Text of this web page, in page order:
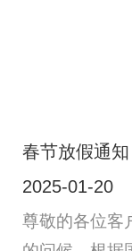
春节放假通知
2025-01-20
尊敬的各位